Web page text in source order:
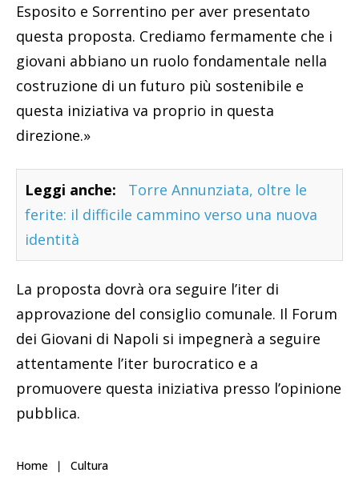
Esposito e Sorrentino per aver presentato
questa proposta. Crediamo fermamente che i
giovani abbiano un ruolo fondamentale nella
costruzione di un futuro più sostenibile e
questa iniziativa va proprio in questa
direzione.»
Leggi anche:
Torre Annunziata, oltre le
ferite: il difficile cammino verso una nuova
identità
La proposta dovrà ora seguire l’iter di
approvazione del consiglio comunale. Il Forum
dei Giovani di Napoli si impegnerà a seguire
attentamente l’iter burocratico e a
promuovere questa iniziativa presso l’opinione
pubblica.
Home Cultura